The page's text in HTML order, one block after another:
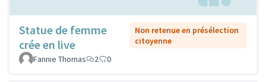
Statue de femme
crée en live
Non retenue en présélection
citoyenne
Fannie Thomas
2 0